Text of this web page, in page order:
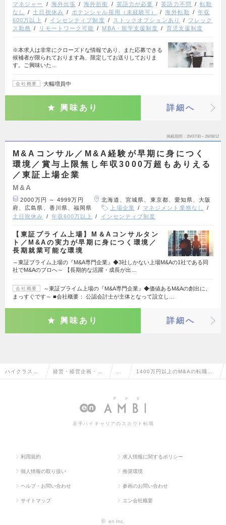
マネジャー
海外出張 海外折衝 英語力が必要 英語力不問
転勤
なし
土日祝休み ポテンシャル採用（未経験可） 海外転勤
年収
600万以上
インセンティブ制度 ストックオプションあり
フレック
ス勤務
リモートワーク可能 MBA・留学支援制度 育児支援制度
※本求人は非常にクローズドな情報であり、また応募できる
候補者が限られております為、限定してお送りしておりま
す。ご興味いた…
会社概要 大幅増員中
興味あり 詳細へ
掲載期間 26/07/30～26/08/12
M&Aコンサル／M&A経験が早期に身につく
環境／賞与上限無し年収3000万超もありえる
／東証上場企業
M&A
2000万円 ～ 4999万円
北海道、宮城県、東京都、愛知県、大阪
府、広島県、香川県、福岡県
上場企業
マネジメント業務なし
土日祝休み
年収600万以上 インセンティブ制度
【東証プライム上場】M＆Aコンサルタン
ト／M&Aの実力が早期に身につく環境／
長期就業可能な環境
～東証プライム上場の『M&A専門企業』◆3社しかない上場M&Aの1社である同
社でM&Aのプロへ～ 【長期的な活躍・成長が出…
会社概要
～東証プライム上場の『M&A専門企業』◆価値あるM&Aの創出に、
まっすぐです～ ■会社概要： 公認会計士が主体となって設立し…
興味あり 詳細へ
ハイクラス求 経営・経営企画・事 1400万円以上のM&Aの転職・
若手ハイキャリアのスカウト転職
利用規約 求人情報に関するポリシー
個人情報の取り扱い 推奨環境
ヘルプ・お問い合わせ 参画のお問い合わせ
サイトマップ エン会社概要
© en Inc.